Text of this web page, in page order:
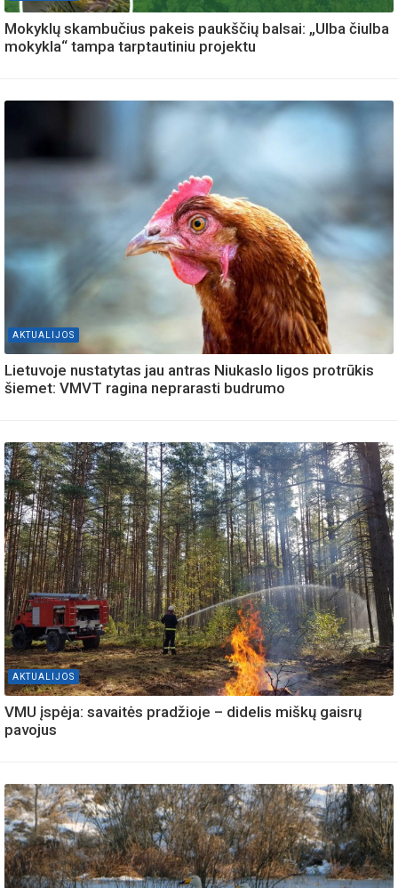
Mokyklų skambučius pakeis paukščių balsai: „Ulba čiulba
mokykla“ tampa tarptautiniu projektu
AKTUALIJOS
Lietuvoje nustatytas jau antras Niukaslo ligos protrūkis
šiemet: VMVT ragina neprarasti budrumo
AKTUALIJOS
VMU įspėja: savaitės pradžioje – didelis miškų gaisrų
pavojus